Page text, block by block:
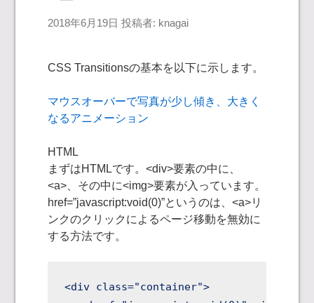
2018年6月19日 投稿者: knagai
CSS Transitionsの基本を以下に示します。
マウスオーバーで写真が少し傾き、大きく
なるアニメーション
HTML
まずはHTMLです。<div>要素の中に、
<a>、その中に<img>要素が入っています。
href=”javascript:void(0)”というのは、<a>リ
ンクのクリックによるページ移動を無効に
する方法です。
<div class="container">